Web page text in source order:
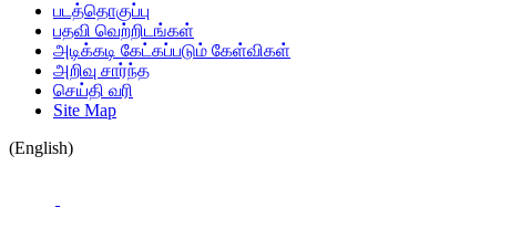
படத்தொகுப்பு
பதவி வெற்றிடங்கள்
அடிக்கடி கேட்கப்படும் கேள்விகள்
அறிவு சார்ந்த
செய்தி வரி
Site Map
(English)